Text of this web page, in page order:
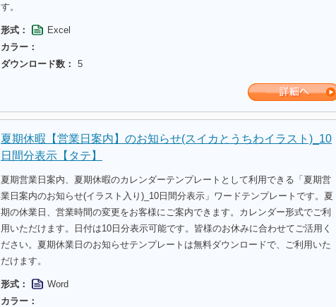
す。
形式：
Excel
カラー：
ダウンロード数：
5
夏期休暇【営業日案内】のお知らせ(スイカとうちわイラスト)_10
日間分表示【タテ】
夏期営業日案内、夏期休暇のカレンダーテンプレートとして利用できる「夏期営
業日案内のお知らせ(イラスト入り)_10日間分表示」ワードテンプレートです。夏
期の休業日、営業時間の変更をお客様にご案内できます。カレンダー形式でご利
用いただけます。日付は10日分表示可能です。皆様のお休みに合わせてご活用く
ださい。夏期休業日のお知らせテンプレートは無料ダウンロードで、ご利用いた
だけます。
形式：
Word
カラー：